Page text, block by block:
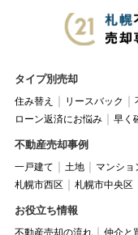
タイプ別売却
住み替え リースバック
ローン返済にお悩み
早く
不動産売却事例
一戸建て 土地 マンショ
札幌市西区
札幌市中央区
お役立ち情報
不動産売却の流れ 仲介と